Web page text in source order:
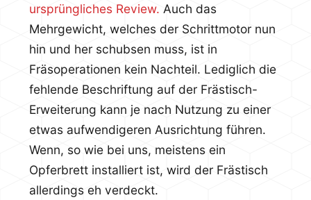
ursprüngliches Review. Auch das
Mehrgewicht, welches der Schrittmotor nun
hin und her schubsen muss, ist in
Fräsoperationen kein Nachteil. Lediglich die
fehlende Beschriftung auf der Frästisch-
Erweiterung kann je nach Nutzung zu einer
etwas aufwendigeren Ausrichtung führen.
Wenn, so wie bei uns, meistens ein
Opferbrett installiert ist, wird der Frästisch
allerdings eh verdeckt.